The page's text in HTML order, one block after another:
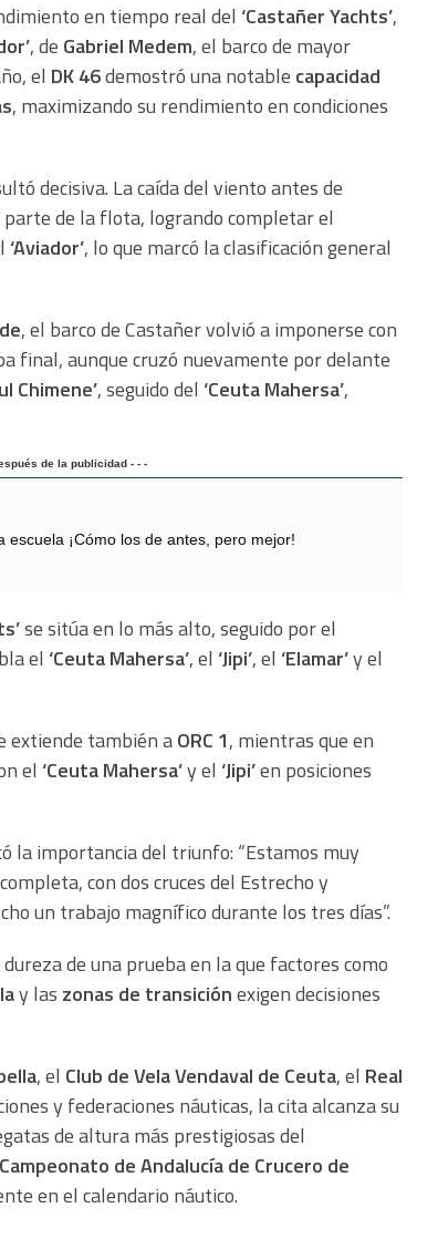
en tiempo real del ‘Castañer Yachts’,
, de Gabriel Medem, el barco de mayor
el DK 46demostró una notable capacidad
, maximizando su rendimiento en condiciones
decisiva. La caída del viento antes de
de la flota, logrando completar el
‘Aviador’, lo que marcó la clasificación general
, el barco de Castañer volvió a imponerse con
final, aunque cruzó nuevamente por delante
Chimene’, seguido del ‘Ceuta Mahersa’,
de la publicidad - - -
escuela ¡Cómo los de antes, pero mejor!
se sitúa en lo más alto, seguido por el
el ‘Ceuta Mahersa’, el ‘Jipi’, el ‘Elamar’y el
extiende también aORC 1, mientras que en
el ‘Ceuta Mahersa’y el ‘Jipi’en posiciones
la importancia del triunfo: “Estamos muy
con dos cruces del Estrecho y
un trabajo magnífico durante los tres días”.
de una prueba en la que factores como
y las zonas de transiciónexigen decisiones
, el Club de Vela Vendaval de Ceuta, el Real
y federaciones náuticas, la cita alcanza su
de altura más prestigiosas del
Campeonato de Andalucía de Crucero de
en el calendario náutico.